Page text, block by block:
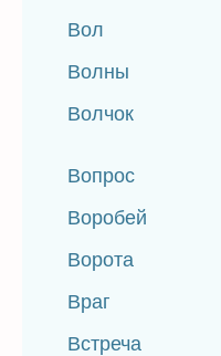
Вол
Волны
Волчок
Вопрос
Воробей
Ворота
Враг
Встреча